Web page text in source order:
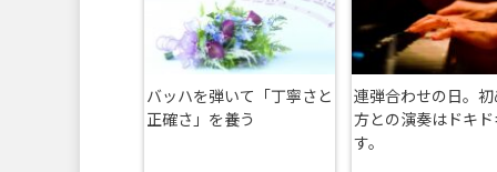
バッハを弾いて「丁寧さと
正確さ」を養う
連弾合わせの日。初
方との演奏はドキド
す。